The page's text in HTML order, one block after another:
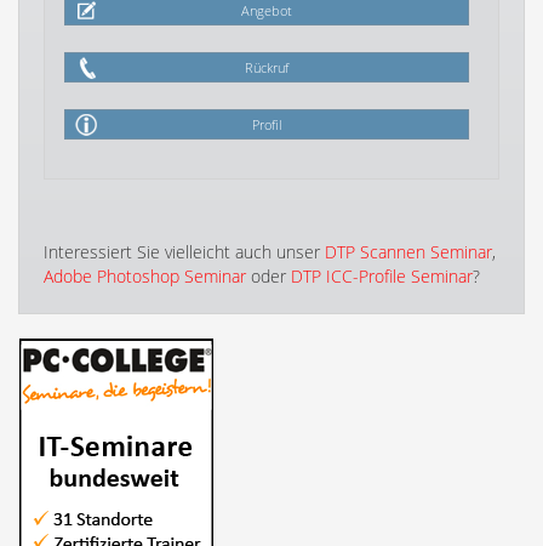
Angebot
Rückruf
Profil
Interessiert Sie vielleicht auch unser DTP Scannen Seminar,
Adobe Photoshop Seminar oder DTP ICC-Profile Seminar?